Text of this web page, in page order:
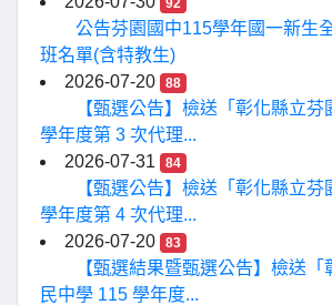
92
公告芬園國中115學年國一新生
班名單(含特教生)
2026-07-20
88
【甄選公告】檢送「彰化縣立
學年度第 3 次代理...
2026-07-31
84
【甄選公告】檢送「彰化縣立
學年度第 4 次代理...
2026-07-20
83
【甄選結果暨甄選公告】檢送「
民中學 115 學年度...